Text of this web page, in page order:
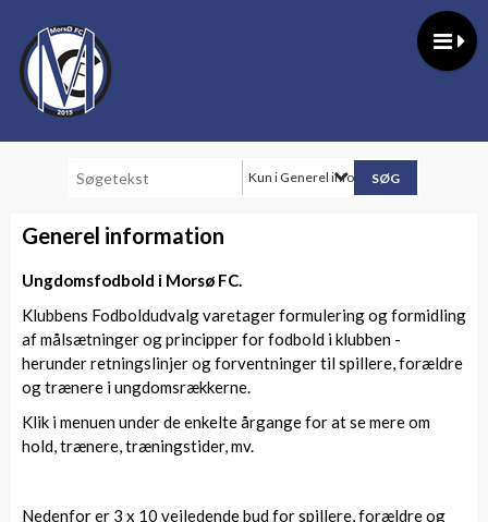
Kun i Generel information
Generel information
Ungdomsfodbold i Morsø FC.
Klubbens Fodboldudvalg varetager formulering og formidling
af målsætninger og principper for fodbold i klubben -
herunder retningslinjer og forventninger til spillere, forældre
og trænere i ungdomsrækkerne.
Klik i menuen under de enkelte årgange for at se mere om
hold, trænere, træningstider, mv.
Nedenfor er 3 x 10 vejledende bud for spillere, forældre og